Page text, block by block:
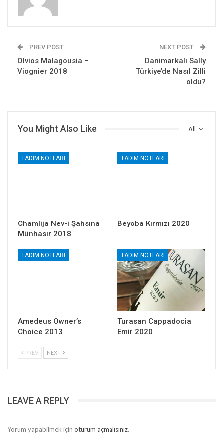
PREV POST
Olvios Malagousia –
Viognier 2018
NEXT POST
Danimarkalı Sally
Türkiye’de Nasıl Zilli
oldu?
All
You Might Also Like
TADIM NOTLARI
Chamlija Nev-i Şahsına
Münhasır 2018
TADIM NOTLARI
Beyoba Kırmızı 2020
TADIM NOTLARI
Amedeus Owner’s
Choice 2013
TADIM NOTLARI
Turasan Cappadocia
Emir 2020
PREV NEXT
LEAVE A REPLY
Yorum yapabilmek için oturum açmalısınız.